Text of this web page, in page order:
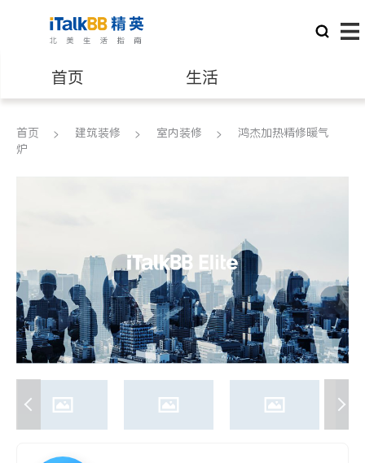
首页 生活
医生 律师
建筑装修
首页 建筑装修 室内装修
鸿杰加热精修暖气
炉